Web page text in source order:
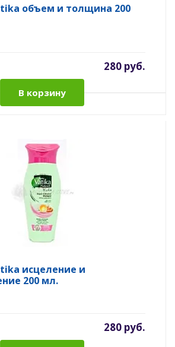
объем и толщина 200
280 руб.
В корзину
исцеление и
200 мл.
280 руб.